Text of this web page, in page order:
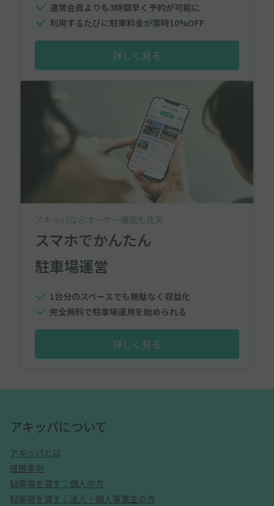
通常会員よりも3時間早く予約が可能に
利用するたびに駐車料金が常時10%OFF
詳しく見る
アキッパならオーナー機能も充実
スマホでかんたん
駐車場運営
1台分のスペースでも無駄なく収益化
完全無料で駐車場運用を始められる
詳しく見る
アキッパについて
アキッパとは
提携事例
駐車場を貸す：個人の方
駐車場を貸す：法人・個人事業主の方